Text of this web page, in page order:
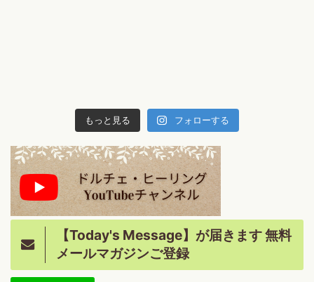
もっと見る フォローする
【Today's Message】が届きます 無料
メールマガジンご登録